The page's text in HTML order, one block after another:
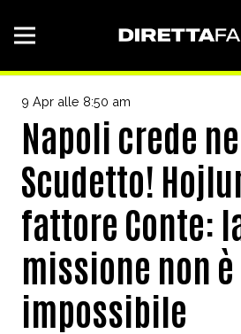
9 Apr alle 8:50 am
Napoli crede
Scudetto!
fattore Conte:
missione non è
impossibile